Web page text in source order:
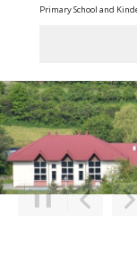
Primary School and
❚❚